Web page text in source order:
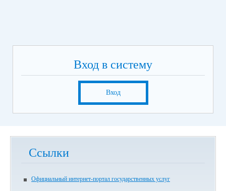
Вход в систему
Вход
Ссылки
Официальный интернет-портал государственных услуг